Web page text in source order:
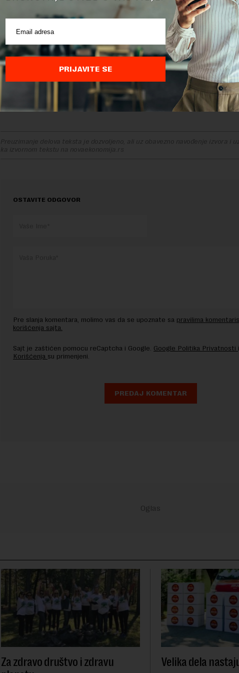
„Svi menadžeri su morali da se snalaze, da budu vrlo
empatični, da probaju da sačuvaju svoje preduzeće i svoje
smo uticali i pokušavali da pokažemo državi koliko je bitno
reaguje i to se na kraju i desilo. Ponosan sam na naše članove
da sačuvaju svoje zaposlene jer je to ključ za uspeh koji će
prođe. Kada pričamo o 2021, vidimo svetlo na kraju tunela.
siguran jeste da se nikada više nećemo vratiti na staro i da
način na koji smo radili“, istakao jeDragoljub Damljanović
,
Preuzimanje delova teksta je dozvoljeno, ali uz obavezno navođenje izvora i
ka izvornom tekstu na novaekonomija.rs
OSTAVITE ODGOVOR
Pre slanja komentara, molimo vas da se upoznate sa pravilima
korišćenja sajta.
Sajt je zaštićen pomocu reCaptcha i Google. Google Politika Privatnosti i
Korišćenja su primenjeni.
Za zdravo društvo i zdravu
Velika dela
PRIJAVITE SE